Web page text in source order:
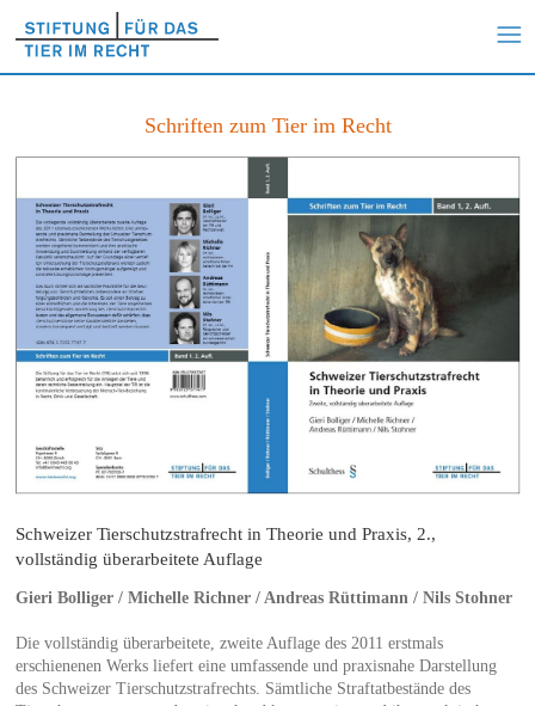
Schriften zum Tier im Recht
Schweizer Tierschutzstrafrecht in Theorie und Praxis, 2.,
vollständig überarbeitete Auflage
Gieri Bolliger / Michelle Richner / Andreas Rüttimann / Nils Stohner
Die vollständig überarbeitete, zweite Auflage des 2011 erstmals
erschienenen Werks liefert eine umfassende und praxisnahe Darstellung
des Schweizer Tierschutzstrafrechts. Sämtliche Straftatbestände des